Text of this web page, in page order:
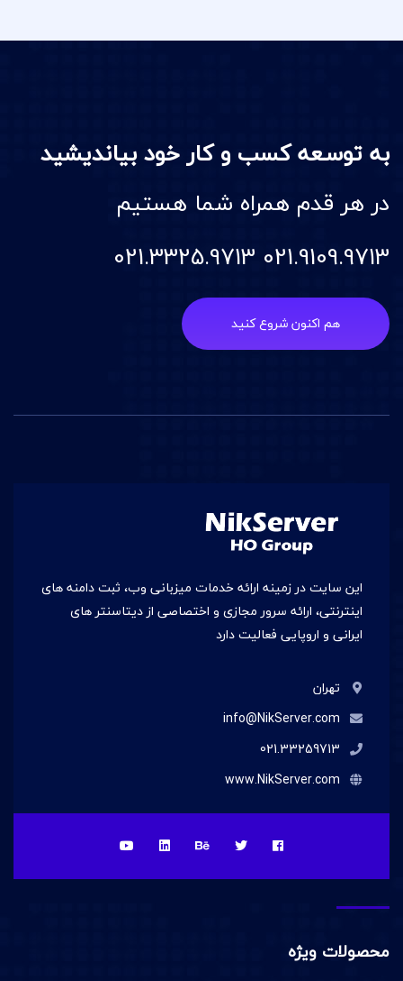
به توسعه کسب و کار خود بیاندیشید
در هر قدم همراه شما هستیم
021.9109.9713 021.3325.9713
هم اکنون شروع کنید
این سایت در زمينه ارائه خدمات میزبانی وب، ثبت دامنه های
اینترنتی، ارائه سرور مجازی و اختصاصی از دیتاسنتر های
ایرانی و اروپایی فعالیت دارد
تهران
info@NikServer.com
021.33259713
www.NikServer.com
محصولات ویژه